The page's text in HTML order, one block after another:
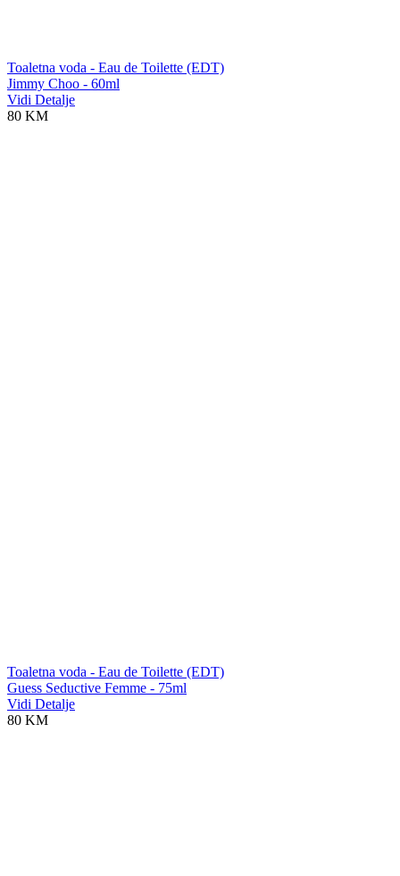
Toaletna voda - Eau de Toilette (EDT)
Jimmy Choo - 60ml
Vidi Detalje
80 KM
Toaletna voda - Eau de Toilette (EDT)
Guess Seductive Femme - 75ml
Vidi Detalje
80 KM